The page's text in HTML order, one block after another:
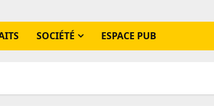
SOCIÉTÉ ESPACE PUB